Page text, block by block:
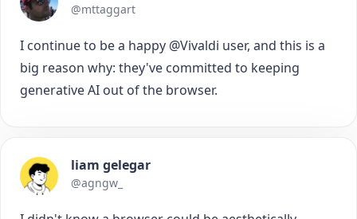
@mttaggart
I continue to be a happy @Vivaldi user, and this is a
big reason why: they've committed to keeping
generative AI out of the browser.
liam gelegar
@agngw_